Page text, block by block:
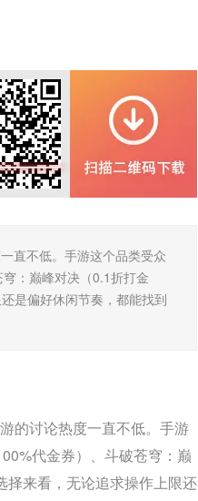
直不低。手游这个品类受众
：巅峰对决（0.1折打金
是偏好休闲节奏，都能找到
的讨论热度一直不低。手游
代金券）、斗破苍穹：巅
择来看，无论追求操作上限还